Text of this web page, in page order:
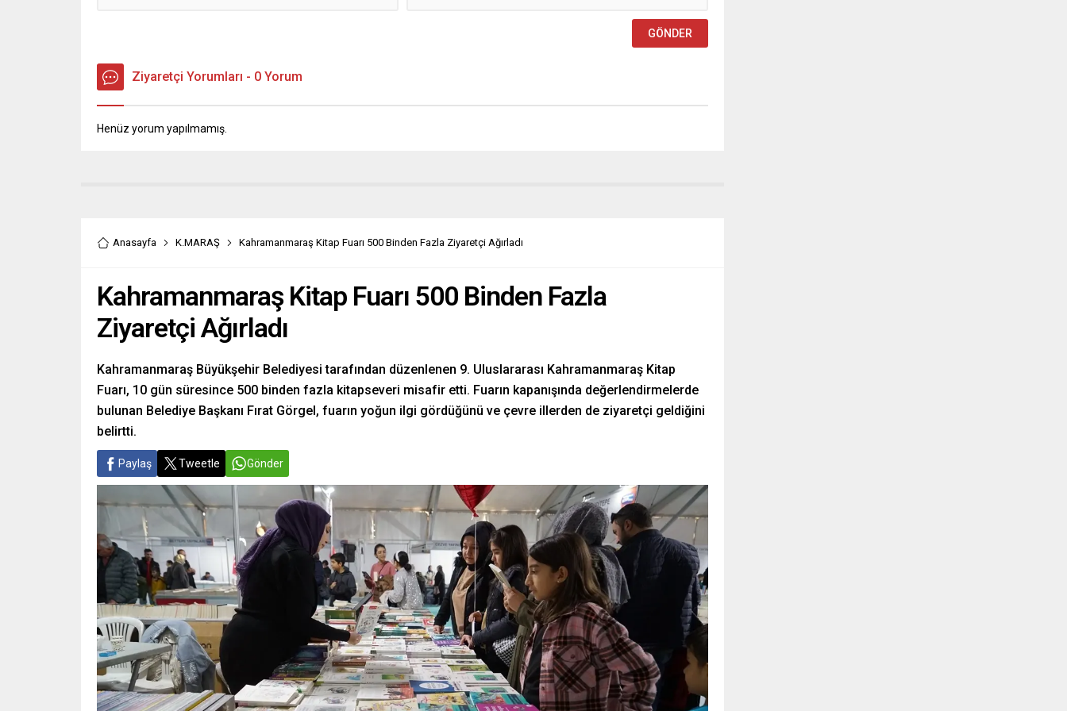
Ziyaretçi Yorumları - 0 Yorum
Henüz yorum yapılmamış.
Anasayfa K.MARAŞ Kahramanmaraş Kitap Fuarı 500 Binden Fazla Ziyaretçi Ağırladı
Kahramanmaraş Kitap Fuarı 500 Binden Fazla
Ziyaretçi Ağırladı
Kahramanmaraş Büyükşehir Belediyesi tarafından düzenlenen 9. Uluslararası Kahramanmaraş Kitap
Fuarı, 10 gün süresince 500 binden fazla kitapseveri misafir etti. Fuarın kapanışında değerlendirmelerde
bulunan Belediye Başkanı Fırat Görgel, fuarın yoğun ilgi gördüğünü ve çevre illerden de ziyaretçi geldiğini
belirtti.
Paylaş Tweetle Gönder